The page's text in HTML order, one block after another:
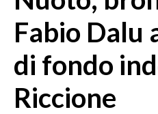
ORISTANO E PROVINCIA
SASSARI E PROVINCIA
GALLURA
NUORO E PROVINCIA
OGLIASTRA
Fabio Dalu
di fondo
Riccione